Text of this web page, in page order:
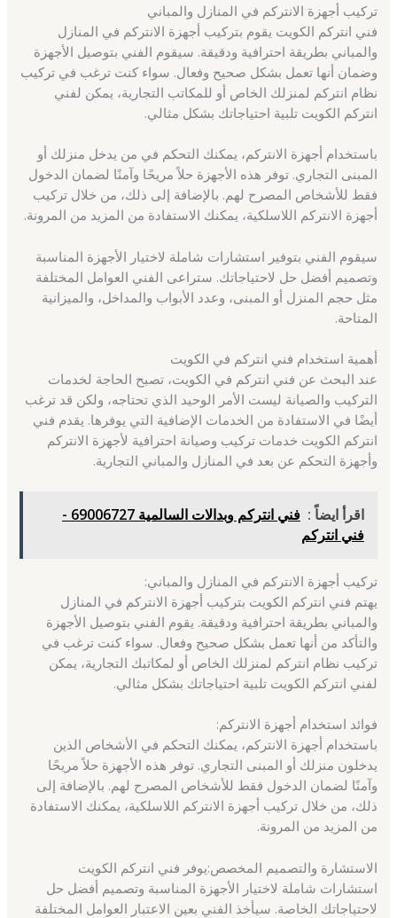
تركيب أجهزة الانتركم في المنازل والمباني
فني انتركم الكويت يقوم بتركيب أجهزة الانتركم في المنازل
والمباني بطريقة احترافية ودقيقة. سيقوم الفني بتوصيل الأجهزة
وضمان أنها تعمل بشكل صحيح وفعال. سواء كنت ترغب في تركيب
نظام انتركم لمنزلك الخاص أو للمكاتب التجارية، يمكن لفني
انتركم الكويت تلبية احتياجاتك بشكل مثالي.
باستخدام أجهزة الانتركم، يمكنك التحكم في من يدخل منزلك أو
المبنى التجاري. توفر هذه الأجهزة حلاً مريحًا وآمنًا لضمان الدخول
فقط للأشخاص المصرح لهم. بالإضافة إلى ذلك، من خلال تركيب
أجهزة الانتركم اللاسلكية، يمكنك الاستفادة من المزيد من المرونة.
سيقوم الفني بتوفير استشارات شاملة لاختيار الأجهزة المناسبة
وتصميم أفضل حل لاحتياجاتك. ستراعى الفني العوامل المختلفة
مثل حجم المنزل أو المبنى، وعدد الأبواب والمداخل، والميزانية
المتاحة.
أهمية استخدام فني انتركم في الكويت
عند البحث عن فني انتركم في الكويت، تصبح الحاجة لخدمات
التركيب والصيانة ليست الأمر الوحيد الذي تحتاجه، ولكن قد ترغب
أيضًا في الاستفادة من الخدمات الإضافية التي يوفرها. يقدم فني
انتركم الكويت خدمات تركيب وصيانة احترافية لأجهزة الانتركم
وأجهزة التحكم عن بعد في المنازل والمباني التجارية.
اقرأ ايضاً :
فني انتركم وبدالات السالمية 69006727 -
فني انتركم
تركيب أجهزة الانتركم في المنازل والمباني:
يهتم فني انتركم الكويت بتركيب أجهزة الانتركم في المنازل
والمباني بطريقة احترافية ودقيقة. يقوم الفني بتوصيل الأجهزة
والتأكد من أنها تعمل بشكل صحيح وفعال. سواء كنت ترغب في
تركيب نظام انتركم لمنزلك الخاص أو لمكاتبك التجارية، يمكن
لفني انتركم الكويت تلبية احتياجاتك بشكل مثالي.
فوائد استخدام أجهزة الانتركم:
باستخدام أجهزة الانتركم، يمكنك التحكم في الأشخاص الذين
يدخلون منزلك أو المبنى التجاري. توفر هذه الأجهزة حلاً مريحًا
وآمنًا لضمان الدخول فقط للأشخاص المصرح لهم. بالإضافة إلى
ذلك، من خلال تركيب أجهزة الانتركم اللاسلكية، يمكنك الاستفادة
من المزيد من المرونة.
الاستشارة والتصميم المخصص:يوفر فني انتركم الكويت
استشارات شاملة لاختيار الأجهزة المناسبة وتصميم أفضل حل
لاحتياجاتك الخاصة. سيأخذ الفني بعين الاعتبار العوامل المختلفة